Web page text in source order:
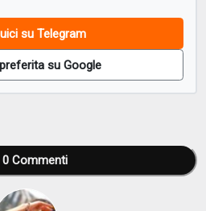
su Telegram
su Google
0Commenti